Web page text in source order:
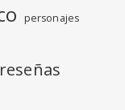
personajes
reseñas